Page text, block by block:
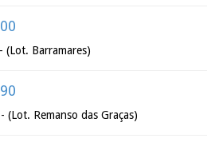
(Lot. Barramares)
(Lot. Remanso das Graças)